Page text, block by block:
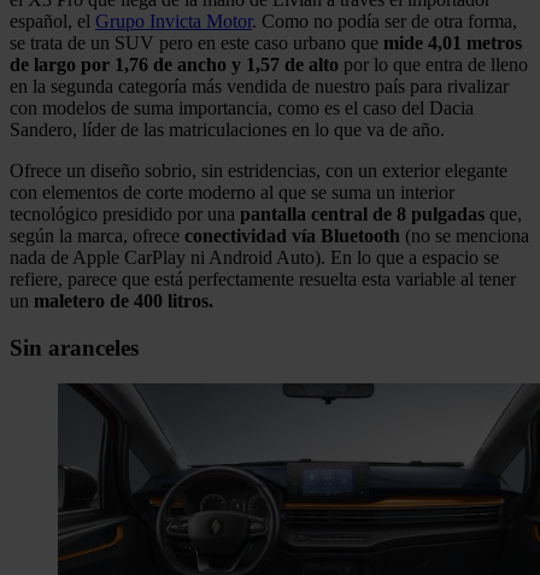
español, el Grupo Invicta Motor. Como no podía ser de otra forma,
se trata de un SUV pero en este caso urbano que mide 4,01 metros
de largo por 1,76 de ancho y 1,57 de alto por lo que entra de lleno
en la segunda categoría más vendida de nuestro país para rivalizar
con modelos de suma importancia, como es el caso del Dacia
Sandero, líder de las matriculaciones en lo que va de año.
Ofrece un diseño sobrio, sin estridencias, con un exterior elegante
con elementos de corte moderno al que se suma un interior
tecnológico presidido por una pantalla central de 8 pulgadas que,
según la marca, ofrece conectividad vía Bluetooth (no se menciona
nada de Apple CarPlay ni Android Auto). En lo que a espacio se
refiere, parece que está perfectamente resuelta esta variable al tener
un maletero de 400 litros.
Sin aranceles